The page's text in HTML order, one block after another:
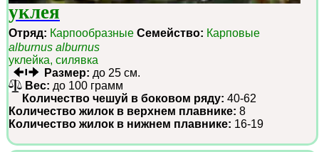
уклея
Отряд: Карпообразные Семейство: Карповые
alburnus alburnus
уклейка, силявка
Размер: до 25 см.
Вес: до 100 грамм
Количество чешуй в боковом ряду: 40-62
Количество жилок в верхнем плавнике: 8
Количество жилок в нижнем плавнике: 16-19